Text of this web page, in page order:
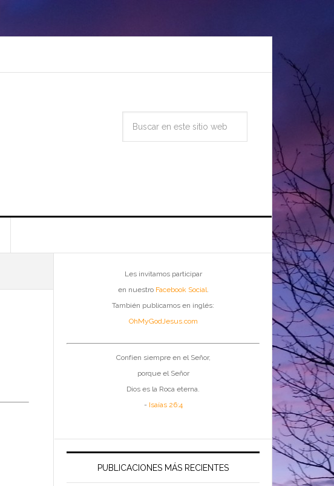
Les invitamos participar
en nuestro Facebook Social.
También publicamos en inglés:
OhMyGodJesus.com
Confíen siempre en el Señor,
porque el Señor
Dios es la Roca eterna.
- Isaías 26:4
PUBLICACIONES MÁS RECIENTES